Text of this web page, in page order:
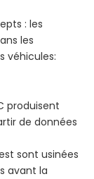
: les
les
véhicules:
produisent
de données
sont usinées
avant la